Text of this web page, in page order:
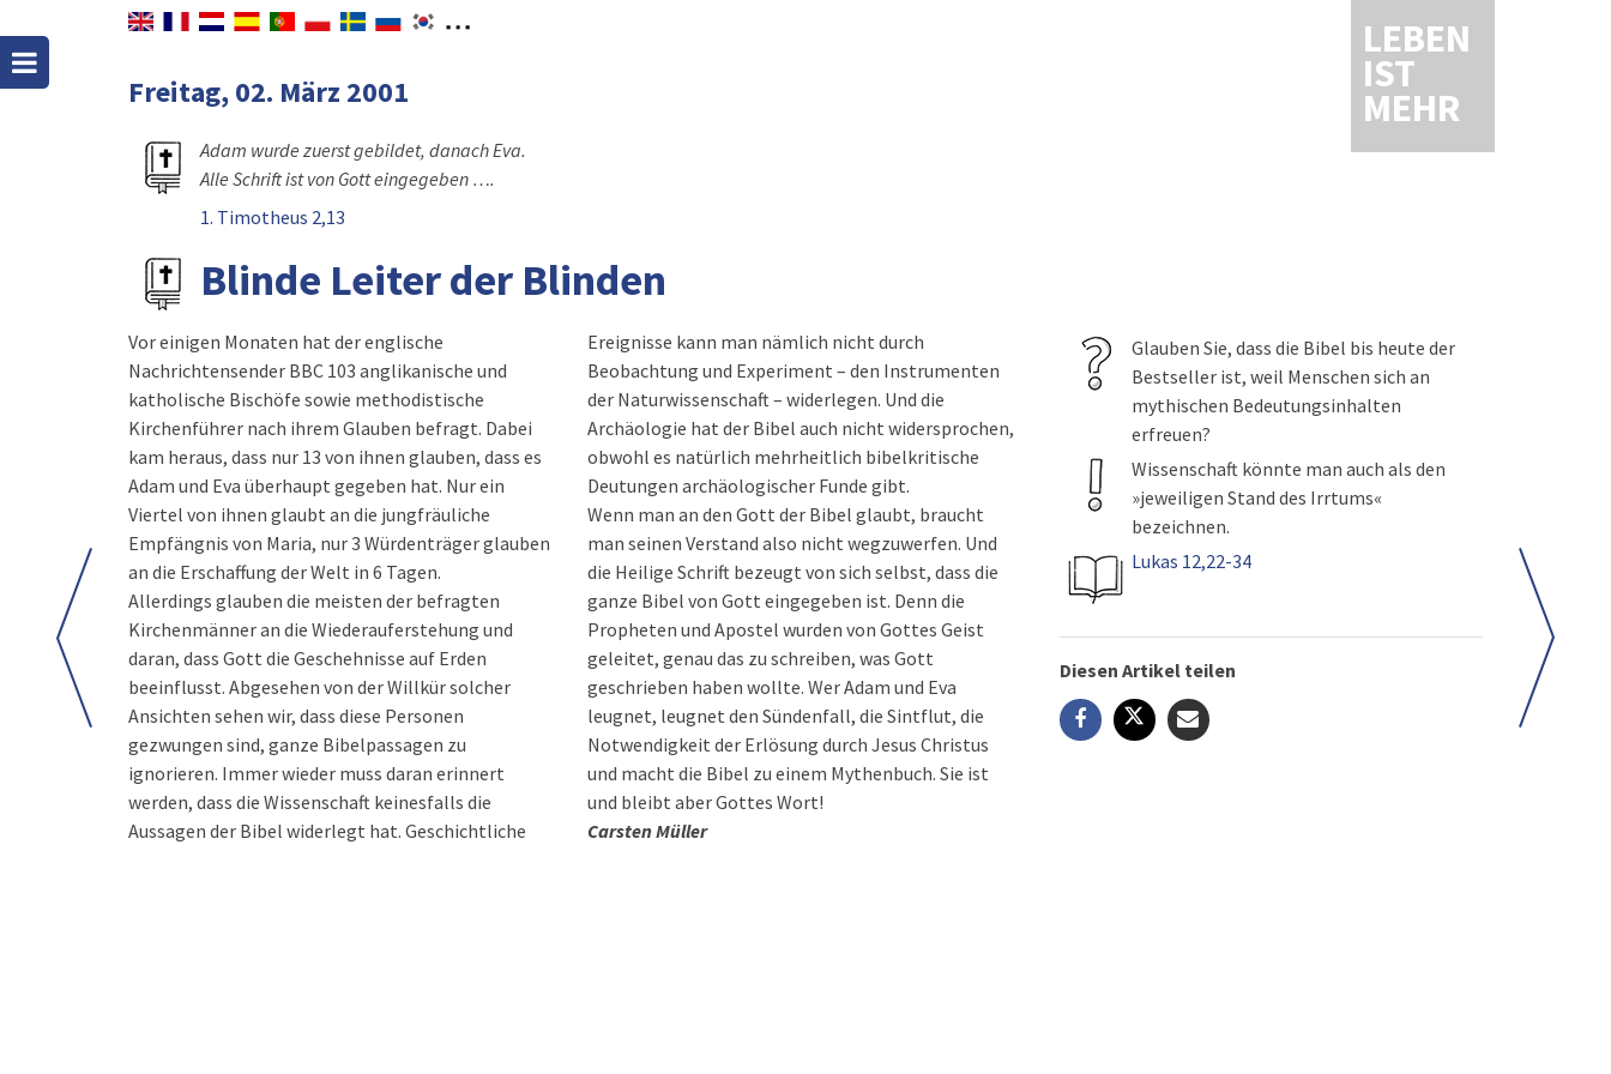
LEBEN
IST
MEHR
Freitag, 02. März 2001
Adam wurde zuerst gebildet, danach Eva.
Alle Schrift ist von Gott eingegeben ….
1. Timotheus 2,13
Blinde Leiter der Blinden
Vor einigen Monaten hat der englische
Nachrichtensender BBC 103 anglikanische und
katholische Bischöfe sowie methodistische
Kirchenführer nach ihrem Glauben befragt. Dabei
kam heraus, dass nur 13 von ihnen glauben, dass es
Adam und Eva überhaupt gegeben hat. Nur ein
Viertel von ihnen glaubt an die jungfräuliche
Empfängnis von Maria, nur 3 Würdenträger glauben
an die Erschaffung der Welt in 6 Tagen.
Allerdings glauben die meisten der befragten
Kirchenmänner an die Wiederauferstehung und
daran, dass Gott die Geschehnisse auf Erden
beeinflusst. Abgesehen von der Willkür solcher
Ansichten sehen wir, dass diese Personen
gezwungen sind, ganze Bibelpassagen zu
ignorieren. Immer wieder muss daran erinnert
werden, dass die Wissenschaft keinesfalls die
Aussagen der Bibel widerlegt hat. Geschichtliche
Ereignisse kann man nämlich nicht durch
Beobachtung und Experiment – den Instrumenten
der Naturwissenschaft – widerlegen. Und die
Archäologie hat der Bibel auch nicht widersprochen,
obwohl es natürlich mehrheitlich bibelkritische
Deutungen archäologischer Funde gibt.
Wenn man an den Gott der Bibel glaubt, braucht
man seinen Verstand also nicht wegzuwerfen. Und
die Heilige Schrift bezeugt von sich selbst, dass die
ganze Bibel von Gott eingegeben ist. Denn die
Propheten und Apostel wurden von Gottes Geist
geleitet, genau das zu schreiben, was Gott
geschrieben haben wollte. Wer Adam und Eva
leugnet, leugnet den Sündenfall, die Sintflut, die
Notwendigkeit der Erlösung durch Jesus Christus
und macht die Bibel zu einem Mythenbuch. Sie ist
und bleibt aber Gottes Wort!
Carsten Müller
Glauben Sie, dass die Bibel bis heute der
Bestseller ist, weil Menschen sich an
mythischen Bedeutungsinhalten
erfreuen?
Wissenschaft könnte man auch als den
»jeweiligen Stand des Irrtums«
bezeichnen.
Lukas 12,22-34
Diesen Artikel teilen